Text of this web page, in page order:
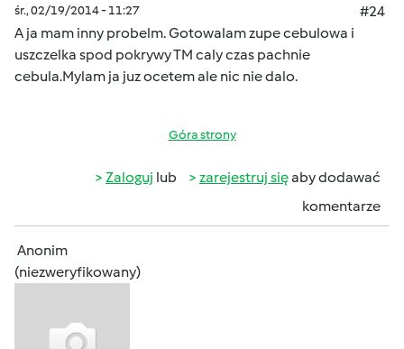
śr., 02/19/2014 - 11:27
#24
A ja mam inny probelm. Gotowalam zupe cebulowa i
uszczelka spod pokrywy TM caly czas pachnie
cebula.Mylam ja juz ocetem ale nic nie dalo.
Góra strony
Zaloguj lub zarejestruj sięaby dodawać
komentarze
Anonim
(niezweryfikowany)